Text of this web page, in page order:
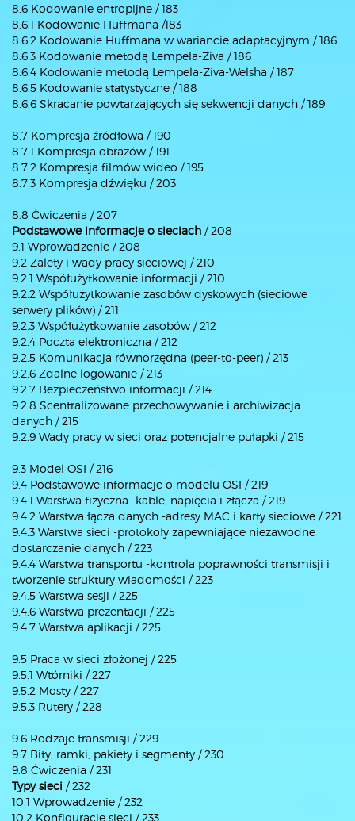
8.6 Kodowanie entropijne / 183
8.6.1 Kodowanie Huffmana /183
8.6.2 Kodowanie Huffmana w wariancie adaptacyjnym / 186
8.6.3 Kodowanie metodą Lempela-Ziva / 186
8.6.4 Kodowanie metodą Lempela-Ziva-Welsha / 187
8.6.5 Kodowanie statystyczne / 188
8.6.6 Skracanie powtarzających się sekwencji danych / 189
8.7 Kompresja źródłowa / 190
8.7.1 Kompresja obrazów / 191
8.7.2 Kompresja filmów wideo / 195
8.7.3 Kompresja dźwięku / 203
8.8 Ćwiczenia / 207
Podstawowe informacje o sieciach / 208
9.1 Wprowadzenie / 208
9.2 Zalety i wady pracy sieciowej / 210
9.2.1 Współużytkowanie informacji / 210
9.2.2 Współużytkowanie zasobów dyskowych (sieciowe
serwery plików) / 211
9.2.3 Współużytkowanie zasobów / 212
9.2.4 Poczta elektroniczna / 212
9.2.5 Komunikacja równorzędna (peer-to-peer) / 213
9.2.6 Zdalne logowanie / 213
9.2.7 Bezpieczeństwo informacji / 214
9.2.8 Scentralizowane przechowywanie i archiwizacja
danych / 215
9.2.9 Wady pracy w sieci oraz potencjalne pułapki / 215
9.3 Model OSI / 216
9.4 Podstawowe informacje o modelu OSI / 219
9.4.1 Warstwa fizyczna -kable, napięcia i złącza / 219
9.4.2 Warstwa łącza danych -adresy MAC i karty sieciowe / 221
9.4.3 Warstwa sieci -protokoły zapewniające niezawodne
dostarczanie danych / 223
9.4.4 Warstwa transportu -kontrola poprawności transmisji i
tworzenie struktury wiadomości / 223
9.4.5 Warstwa sesji / 225
9.4.6 Warstwa prezentacji / 225
9.4.7 Warstwa aplikacji / 225
9.5 Praca w sieci złożonej / 225
9.5.1 Wtórniki / 227
9.5.2 Mosty / 227
9.5.3 Rutery / 228
9.6 Rodzaje transmisji / 229
9.7 Bity, ramki, pakiety i segmenty / 230
9.8 Ćwiczenia / 231
Typy sieci / 232
10.1 Wprowadzenie / 232
10.2 Konfiguracje sieci / 233